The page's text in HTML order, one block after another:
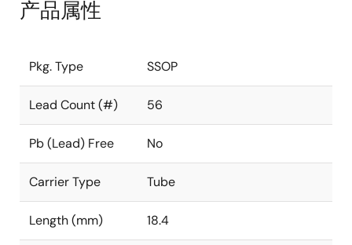
产品属性
Pkg. Type SSOP
Lead Count (#) 56
Pb (Lead) Free No
Carrier Type Tube
Length (mm) 18.4